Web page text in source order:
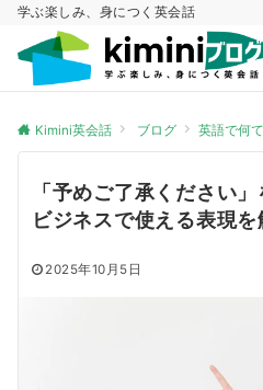
学ぶ楽しみ、身につく英会話
Kimini英会話 ブログ 英語で何
「予めご了承ください
ビジネスで使える表現を
2025年10月5日